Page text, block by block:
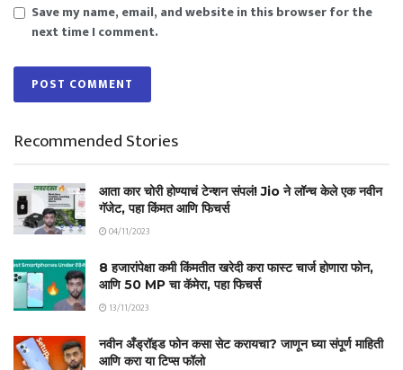
Save my name, email, and website in this browser for the
next time I comment.
Recommended Stories
आता कार चोरी होण्याचं टेन्शन संपलं! Jio ने लॉन्च केले एक नवीन
गॅजेट, पहा किंमत आणि फिचर्स
04/11/2023
8 हजारांपेक्षा कमी किंमतीत खरेदी करा फास्ट चार्ज होणारा फोन,
आणि 50 MP चा कॅमेरा, पहा फिचर्स
13/11/2023
नवीन अँड्रॉइड फोन कसा सेट करायचा? जाणून घ्या संपूर्ण माहिती
आणि करा या टिप्स फॉलो